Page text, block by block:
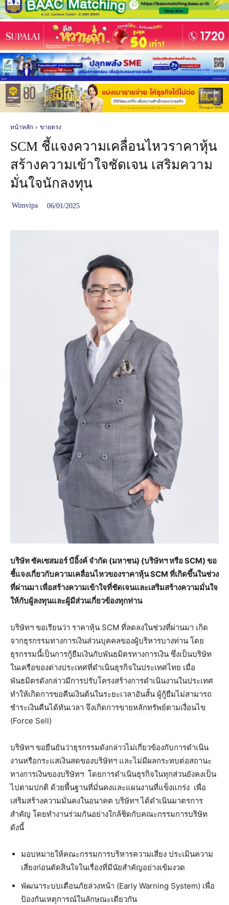
หน้าหลัก ขายตรง
SCM ชี้แจงความเคลื่อนไหวราคาหุ้น
สร้างความเข้าใจชัดเจน เสริมความ
มั่นใจนักลงทุน
Wimvipa 06/01/2025
บริษัท ซัคเซสมอร์ บีอิ้งค์ จำกัด (มหาชน) (บริษัทฯ หรือSCM) ขอ
ชี้แจงเกี่ยวกับความเคลื่อนไหวของราคาหุ้น SCM ที่เกิดขึ้นในช่วง
ที่ผ่านมา เพื่อสร้างความเข้าใจที่ชัดเจนและเสริมสร้างความมั่นใจ
ให้กับผู้ลงทุนและผู้มีส่วนเกี่ยวข้องทุกท่าน
บริษัทฯ ขอเรียนว่า ราคาหุ้น SCM ที่ลดลงในช่วงที่ผ่านมา เกิด
จากธุรกรรมทางการเงินส่วนบุคคลของผู้บริหารบางท่าน โดย
ธุรกรรมนี้เป็นการกู้ยืมเงินกับพันธมิตรทางการเงิน ซึ่งเป็นบริษัท
ในเครือของต่างประเทศที่ดำเนินธุรกิจในประเทศไทย เมื่อ
พันธมิตรดังกล่าวมีการปรับโครงสร้างการดำเนินงานในประเทศ
ทำให้เกิดการขอคืนเงินต้นในระยะเวลาอันสั้น ผู้กู้ยืมไม่สามารถ
ชำระเงินคืนได้ทันเวลา จึงเกิดการขายหลักทรัพย์ตามเงื่อนไข
(Force Sell)
บริษัทฯ ขอยืนยันว่าธุรกรรมดังกล่าวไม่เกี่ยวข้องกับการดำเนิน
งานหรือกระแสเงินสดของบริษัทฯ และไม่มีผลกระทบต่อสถานะ
ทางการเงินของบริษัทฯ โดยการดำเนินธุรกิจในทุกส่วนยังคงเป็น
ไปตามปกติ ด้วยพื้นฐานที่มั่นคงและแผนงานที่แข็งแกร่ง เพื่อ
เสริมสร้างความมั่นคงในอนาคต บริษัทฯ ได้ดำเนินมาตรการ
สำคัญ โดยทำงานร่วมกันอย่างใกล้ชิดกับคณะกรรมการบริษัท
ดังนี้
มอบหมายให้คณะกรรมการบริหารความเสี่ยง ประเมินความ
เสี่ยงก่อนตัดสินใจในเรื่องที่มีนัยสำคัญอย่างเข้มงวด
พัฒนาระบบเตือนภัยล่วงหน้า (Early Warning System) เพื่อ
ป้องกันเหตุการณ์ในลักษณะเดียวกัน